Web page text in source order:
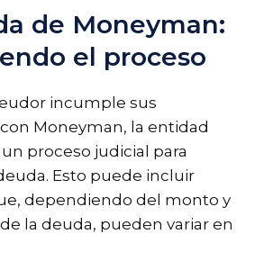
de Moneyman:
el proceso
incumple sus
Moneyman, la entidad
proceso judicial para
Esto puede incluir
dependiendo del monto y
la deuda, pueden variar en